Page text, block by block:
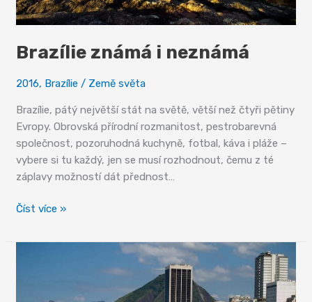
Brazílie známá i neznámá
2016, Brazílie / Země světa
Brazílie, pátý největší stát na světě, větší než čtyři pětiny
Evropy. Obrovská přírodní rozmanitost, pestrobarevná
společnost, pozoruhodná kuchyně, fotbal, káva i pláže –
vybere si tu každý, jen se musí rozhodnout, čemu z té
záplavy možností dát přednost…
Brazílie
i
Číst více »